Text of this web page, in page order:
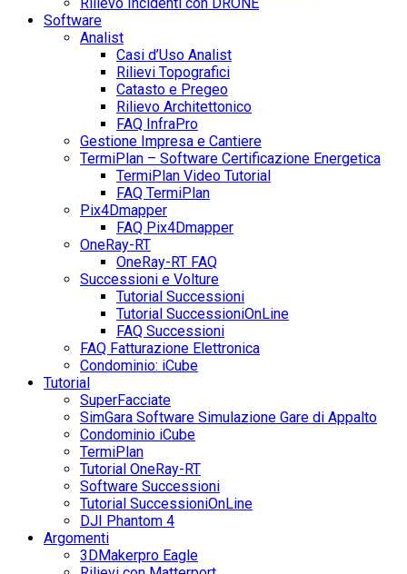
Software
Analist
Casi d’Uso Analist
Rilievi Topografici
Catasto e Pregeo
Rilievo Architettonico
FAQ InfraPro
Gestione Impresa e Cantiere
TermiPlan – Software Certificazione Energetica
TermiPlan Video Tutorial
FAQ TermiPlan
Pix4Dmapper
FAQ Pix4Dmapper
OneRay-RT
OneRay-RT FAQ
Successioni e Volture
Tutorial Successioni
Tutorial SuccessioniOnLine
FAQ Successioni
FAQ Fatturazione Elettronica
Condominio: iCube
Tutorial
SuperFacciate
SimGara Software Simulazione Gare di Appalto
Condominio iCube
TermiPlan
Tutorial OneRay-RT
Software Successioni
Tutorial SuccessioniOnLine
DJI Phantom 4
Argomenti
3DMakerpro Eagle